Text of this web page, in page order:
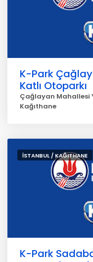
K-Park
Katlı Otoparkı
Çağlayan Mahallesi
Kağıthane
İSTANBUL / KAĞITHANE
K-Park